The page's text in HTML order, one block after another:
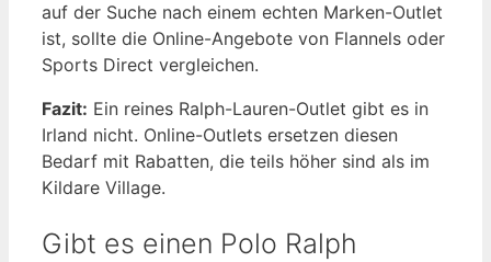
auf der Suche nach einem echten Marken-Outlet
ist, sollte die Online-Angebote von Flannels oder
Sports Direct vergleichen.
Fazit: Ein reines Ralph-Lauren-Outlet gibt es in
Irland nicht. Online-Outlets ersetzen diesen
Bedarf mit Rabatten, die teils höher sind als im
Kildare Village.
Gibt es einen Polo Ralph